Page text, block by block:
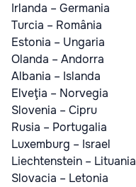
Irlanda – Germania
Turcia – România
Estonia – Ungaria
Olanda – Andorra
Albania – Islanda
Elveţia – Norvegia
Slovenia – Cipru
Rusia – Portugalia
Luxemburg – Israel
Liechtenstein – Lituania
Slovacia – Letonia